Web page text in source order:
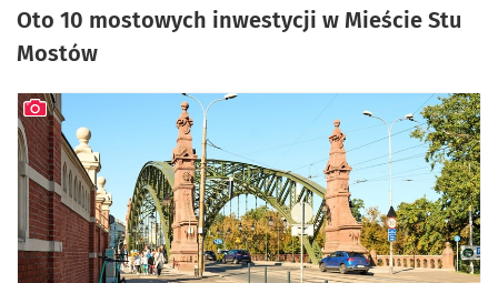
Oto 10 mostowych inwestycji w Mieście Stu
Mostów